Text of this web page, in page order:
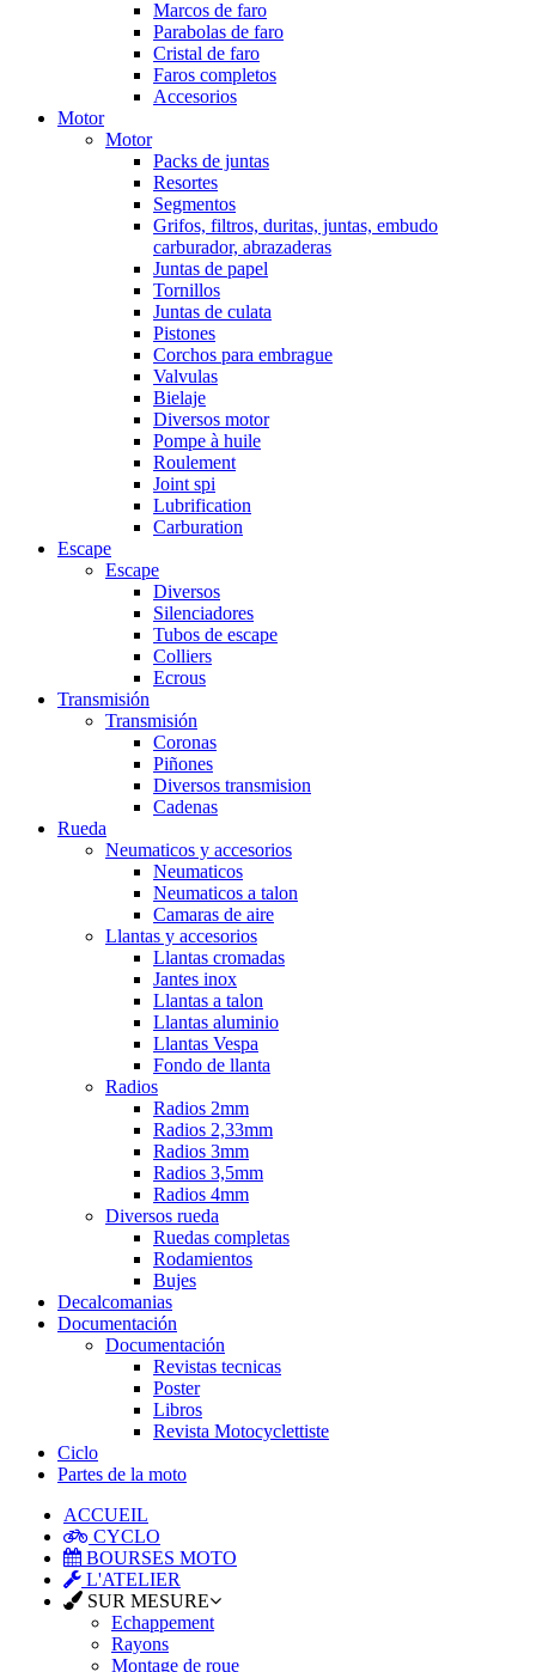
Marcos de faro
Parabolas de faro
Cristal de faro
Faros completos
Accesorios
Motor
Motor
Packs de juntas
Resortes
Segmentos
Grifos, filtros, duritas, juntas, embudo
carburador, abrazaderas
Juntas de papel
Tornillos
Juntas de culata
Pistones
Corchos para embrague
Valvulas
Bielaje
Diversos motor
Pompe à huile
Roulement
Joint spi
Lubrification
Carburation
Escape
Escape
Diversos
Silenciadores
Tubos de escape
Colliers
Ecrous
Transmisión
Transmisión
Coronas
Piñones
Diversos transmision
Cadenas
Rueda
Neumaticos y accesorios
Neumaticos
Neumaticos a talon
Camaras de aire
Llantas y accesorios
Llantas cromadas
Jantes inox
Llantas a talon
Llantas aluminio
Llantas Vespa
Fondo de llanta
Radios
Radios 2mm
Radios 2,33mm
Radios 3mm
Radios 3,5mm
Radios 4mm
Diversos rueda
Ruedas completas
Rodamientos
Bujes
Decalcomanias
Documentación
Documentación
Revistas tecnicas
Poster
Libros
Revista Motocyclettiste
Ciclo
Partes de la moto
ACCUEIL
CYCLO
BOURSES MOTO
L'ATELIER
SUR MESURE
Echappement
Rayons
Montage de roue